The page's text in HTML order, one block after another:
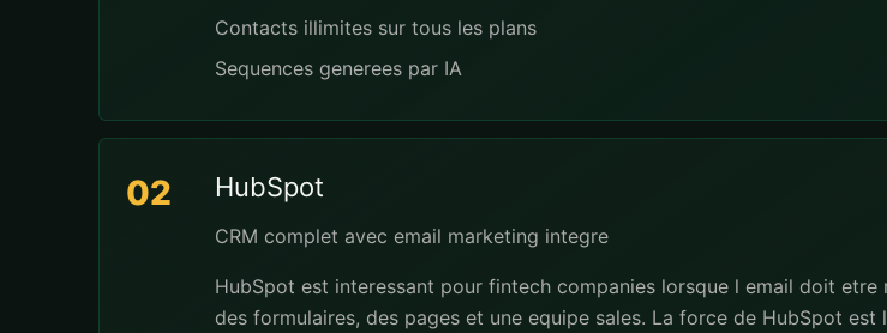
Contacts illimites sur tous les plans
Sequences generees par IA
02 HubSpot
CRM complet avec email marketing integre
HubSpot est interessant pour fintech companies lorsque l email doit etre
des formulaires, des pages et une equipe sales. La force de HubSpot est